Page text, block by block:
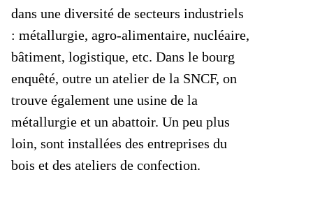
dans une diversité de secteurs industriels
: métallurgie, agro-alimentaire, nucléaire,
bâtiment, logistique, etc. Dans le bourg
enquêté, outre un atelier de la SNCF, on
trouve également une usine de la
métallurgie et un abattoir. Un peu plus
loin, sont installées des entreprises du
bois et des ateliers de confection.